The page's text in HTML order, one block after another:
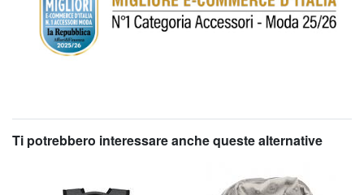
Ti potrebbero interessare anche queste alternative